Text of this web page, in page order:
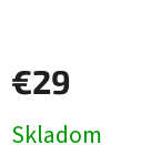
€29
cena:
Skladom